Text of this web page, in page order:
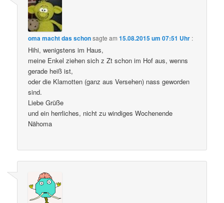
oma macht das schonsagte am15.08.2015 um 07:51 Uhr :
Hihi, wenigstens im Haus,
meine Enkel ziehen sich z Zt schon im Hof aus, wenns
gerade heiß ist,
oder die Klamotten (ganz aus Versehen) nass geworden
sind.
Liebe Grüße
und ein herrliches, nicht zu windiges Wochenende
Nähoma